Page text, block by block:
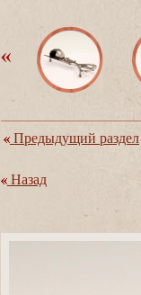
Предыдущий раздел
Назад